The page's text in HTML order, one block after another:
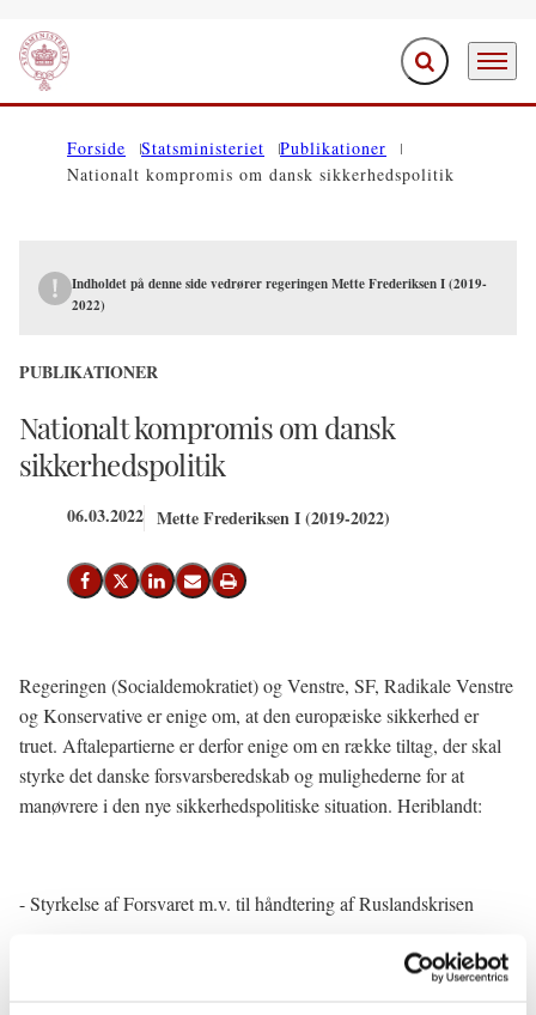
Gå til forsiden Fold søgefelt ud
Menu
Forside Statsministeriet
Publikationer
Nationalt kompromis om dansk sikkerhedspolitik
Indholdet på denne side vedrører regeringen Mette Frederiksen I (2019-
2022)
PUBLIKATIONER
Nationalt kompromis om dansk
sikkerhedspolitik
06.03.2022 Mette Frederiksen I (2019-2022)
Del på Facebook
Del på X (Twitter)
Del på LinkedIn
Send email
Print
Regeringen (Socialdemokratiet) og Venstre, SF, Radikale Venstre
og Konservative er enige om, at den europæiske sikkerhed er
truet. Aftalepartierne er derfor enige om en række tiltag, der skal
styrke det danske forsvarsberedskab og mulighederne for at
manøvrere i den nye sikkerhedspolitiske situation. Heriblandt:
- Styrkelse af Forsvaret m.v. til håndtering af Ruslandskrisen